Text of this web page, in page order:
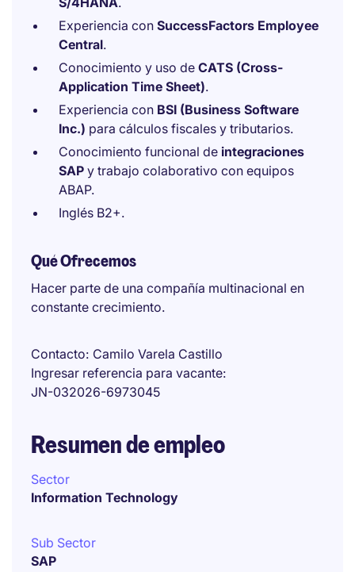
Experiencia con SuccessFactors Employee
Central.
Conocimiento y uso de CATS (Cross-
Application Time Sheet).
Experiencia con BSI (Business Software
Inc.) para cálculos fiscales y tributarios.
Conocimiento funcional de integraciones
SAP y trabajo colaborativo con equipos
ABAP.
Inglés B2+.
Qué Ofrecemos
Hacer parte de una compañía multinacional en
constante crecimiento.
Contacto Camilo Varela Castillo
Ingresar referencia para vacante
JN-032026-6973045
Resumen de empleo
Sector
Information Technology
Sub Sector
SAP